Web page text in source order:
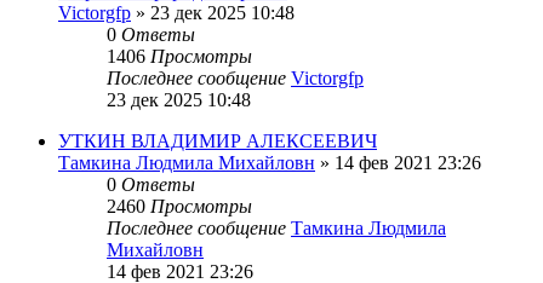
Victorgfp » 23 дек 2025 10:48
0 Ответы
1406 Просмотры
Последнее сообщение Victorgfp
23 дек 2025 10:48
УТКИН ВЛАДИМИР АЛЕКСЕЕВИЧ
Тамкина Людмила Михайловн » 14 фев 2021 23:26
0 Ответы
2460 Просмотры
Последнее сообщение Тамкина Людмила
Михайловн
14 фев 2021 23:26